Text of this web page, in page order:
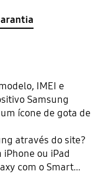
IMEI e
Samsung
ícone de gota de
através do site?
ou iPad
com o Smart